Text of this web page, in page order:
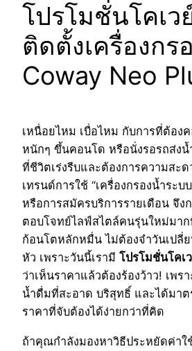
โปรโมชั่นโคเว
ติดตั้งเครื่องกร
Coway Neo
เหนื่อยไหม เบื่อไหม กับการที่ต้อง
หนักๆ ขึ้นคอนโด หรือนั่งรอรถส่งน้
ที่ชีวิตเร่งรีบและต้องการความสะ
เทรนด์การใช้ “เครื่องกรองน้ำระบ
หรือการสมัครบริการรายเดือน จึง
ตอบโจทย์ไลฟ์สไตล์คนรุ่นใหม่มาก
ก้อนโตหลักหมื่น ไม่ต้องจำวันเปลี่ย
หัว เพราะวันนี้เรามี โปรโมชั่นโคเ
ว่าเห็นราคาแล้วต้องร้องว้าว! เพร
น้ำดื่มที่สะอาด บริสุทธิ์ และได้มาต
ราคาที่จับต้องได้ง่ายกว่าที่คิด
ถ้าคุณกำลังมองหาวิธีประหยัดค่าใ